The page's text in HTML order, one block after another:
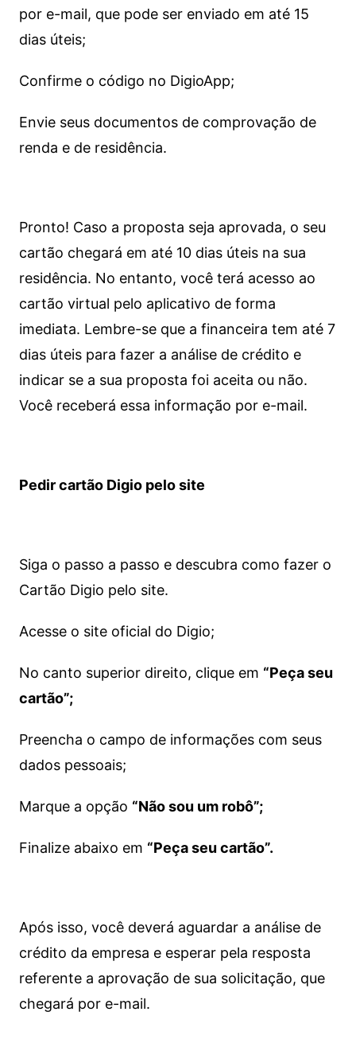
por e-mail, que pode ser enviado em até 15
dias úteis;
Confirme o código no DigioApp;
Envie seus documentos de comprovação de
renda e de residência.
Pronto! Caso a proposta seja aprovada, o seu
cartão chegará em até 10 dias úteis na sua
residência. No entanto, você terá acesso ao
cartão virtual pelo aplicativo de forma
imediata. Lembre-se que a financeira tem até 7
dias úteis para fazer a análise de crédito e
indicar se a sua proposta foi aceita ou não.
Você receberá essa informação por e-mail.
Pedir cartão Digio pelo site
Siga o passo a passo e descubra como fazer o
Cartão Digio pelo site.
Acesse o site oficial do Digio;
No canto superior direito, clique em “Peça seu
cartão”;
Preencha o campo de informações com seus
dados pessoais;
Marque a opção “Não sou um robô”;
Finalize abaixo em “Peça seu cartão”.
Após isso, você deverá aguardar a análise de
crédito da empresa e esperar pela resposta
referente a aprovação de sua solicitação, que
chegará por e-mail.